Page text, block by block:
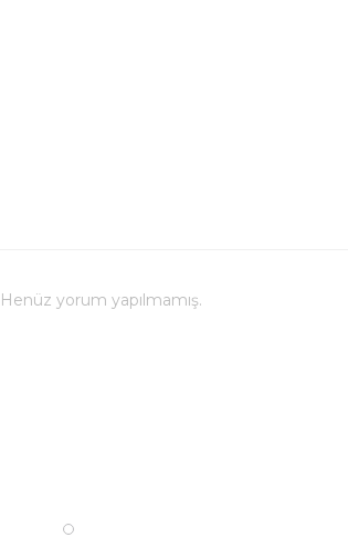
Henüz yorum yapılmamış.